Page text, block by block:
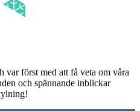
först med att få veta om våra
och spännande inblickar